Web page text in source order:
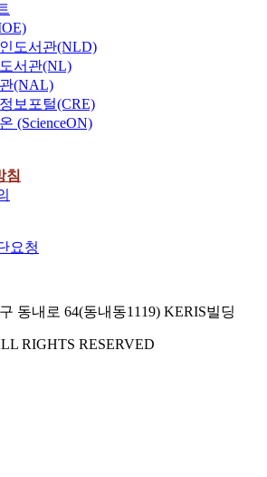
도서관(NLD)
서관(NL)
(NAL)
보포털(CRE)
(ScienceON)
침
요청
동내로 64(동내동1119) KERIS빌딩
RIGHTS RESERVED